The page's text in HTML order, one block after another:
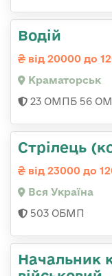
Водій
від 20000 до
Краматорськ
23 ОМПБ 56
Стрілець
від 23000 до
Вся Україна
503 ОБМП
Начальник